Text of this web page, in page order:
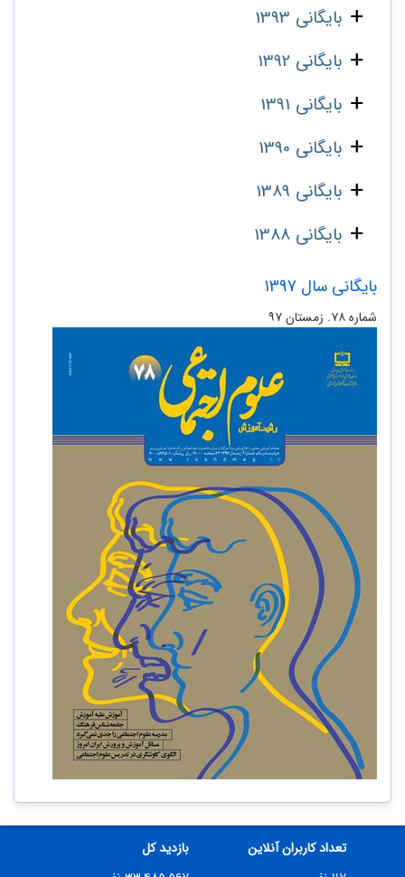
بایگانی 1393
بایگانی 1392
بایگانی 1391
بایگانی 1390
بایگانی 1389
بایگانی 1388
بایگانی سال 1397
شماره ۷۸. زمستان ۹۷
تعداد کاربران آنلاین
بازدید کل